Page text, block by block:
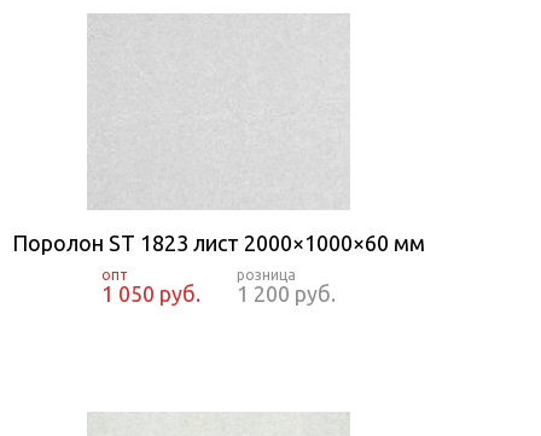
Поролон ST 1823 лист 2000×1000×60 мм
1 050 руб. 1 200 руб.